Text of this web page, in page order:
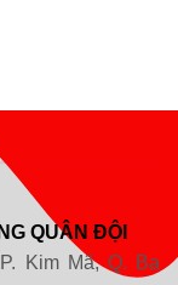
QUÂN ĐỘI
Kim Mã, Q. Ba